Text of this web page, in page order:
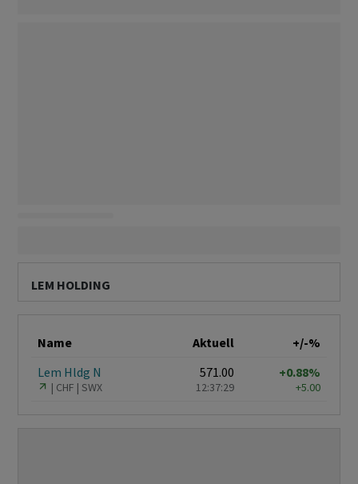
LEM HOLDING
Name Aktuell
+/-%
Lem Hldg N
CHF SWX
571.00
12:37:29
+0.88%
+5.00